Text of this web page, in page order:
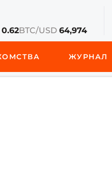
0.62BTC/USD 64,974
ЖУРНАЛ